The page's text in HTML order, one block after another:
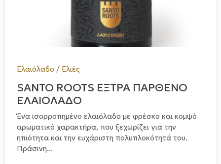
Ελαιόλαδο / Ελιές
SANTO ROOTS ΕΞΤΡΑ ΠΑΡΘΕΝΟ
ΕΛΑΙΟΛΑΔΟ
Ένα ισορροπημένο ελαιόλαδο με φρέσκο και κομψό
αρωματικό χαρακτήρα, που ξεχωρίζει για την
ηπιότητα και την ευχάριστη πολυπλοκότητά του.
Πράσινη...